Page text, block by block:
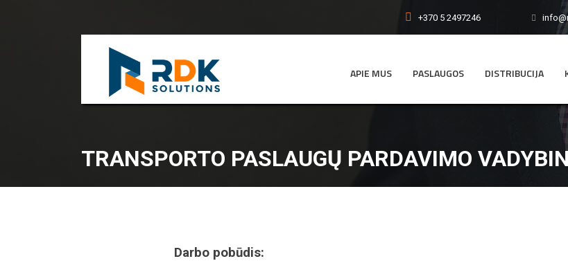
+370 5 2497246
APIE MUS PASLAUGOS DISTRIBUCIJA
TRANSPORTO PASLAUGŲ PARDAVIMO
Darbo pobūdis: